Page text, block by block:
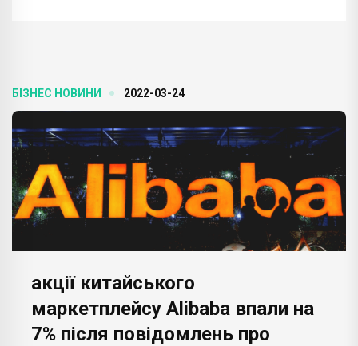
БІЗНЕС НОВИНИ 2022-03-24
акції китайського
маркетплейсу Alibaba впали на
7% після повідомлень про